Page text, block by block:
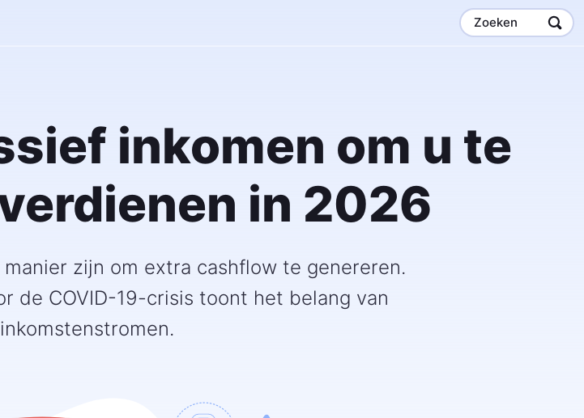
Zoeken
inkomen om u te
in 2026
zijn om extra cashflow te genereren.
de COVID-19-crisis toont het belang van